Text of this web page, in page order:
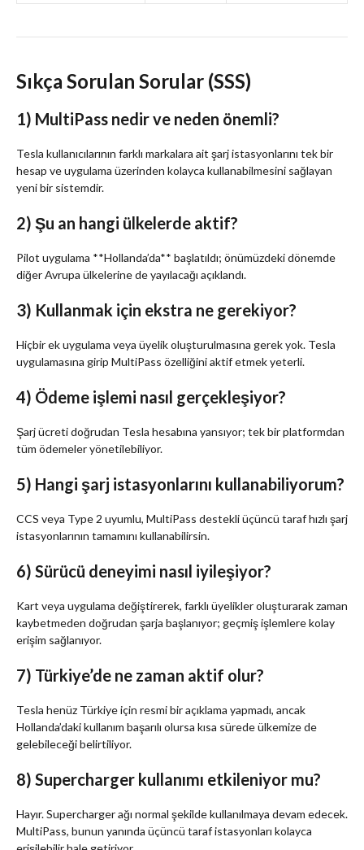
Sıkça Sorulan Sorular (SSS)
1) MultiPass nedir ve neden önemli?
Tesla kullanıcılarının farklı markalara ait şarj istasyonlarını tek bir
hesap ve uygulama üzerinden kolayca kullanabilmesini sağlayan
yeni bir sistemdir.
2) Şu an hangi ülkelerde aktif?
Pilot uygulama **Hollanda’da** başlatıldı; önümüzdeki dönemde
diğer Avrupa ülkelerine de yayılacağı açıklandı.
3) Kullanmak için ekstra ne gerekiyor?
Hiçbir ek uygulama veya üyelik oluşturulmasına gerek yok. Tesla
uygulamasına girip MultiPass özelliğini aktif etmek yeterli.
4) Ödeme işlemi nasıl gerçekleşiyor?
Şarj ücreti doğrudan Tesla hesabına yansıyor; tek bir platformdan
tüm ödemeler yönetilebiliyor.
5) Hangi şarj istasyonlarını kullanabiliyorum?
CCS veya Type 2 uyumlu, MultiPass destekli üçüncü taraf hızlı şarj
istasyonlarının tamamını kullanabilirsin.
6) Sürücü deneyimi nasıl iyileşiyor?
Kart veya uygulama değiştirerek, farklı üyelikler oluşturarak zaman
kaybetmeden doğrudan şarja başlanıyor; geçmiş işlemlere kolay
erişim sağlanıyor.
7) Türkiye’de ne zaman aktif olur?
Tesla henüz Türkiye için resmi bir açıklama yapmadı, ancak
Hollanda’daki kullanım başarılı olursa kısa sürede ülkemize de
gelebileceği belirtiliyor.
8) Supercharger kullanımı etkileniyor mu?
Hayır. Supercharger ağı normal şekilde kullanılmaya devam edecek.
MultiPass, bunun yanında üçüncü taraf istasyonları kolayca